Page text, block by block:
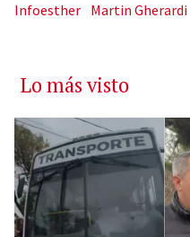
Infoesther Martin Gherardi
Lo más visto